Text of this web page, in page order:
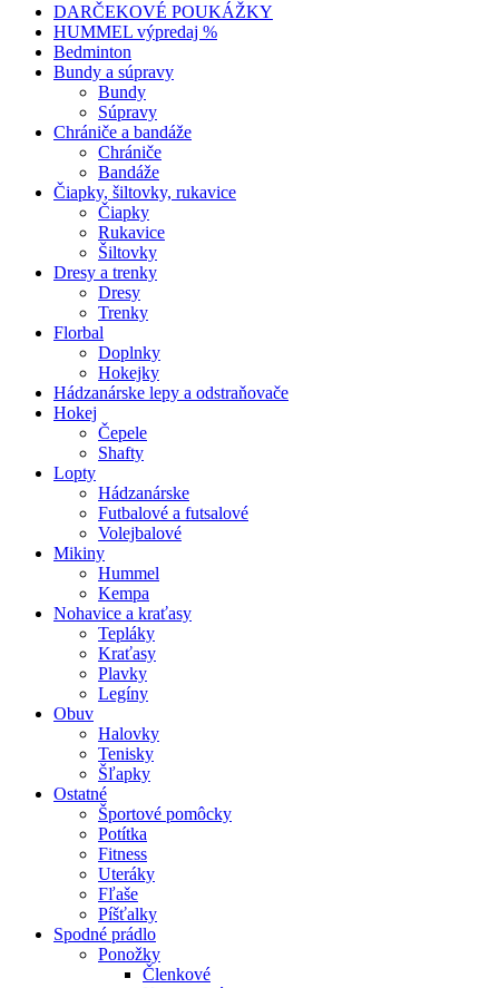
DARČEKOVÉ POUKÁŽKY
HUMMEL výpredaj %
Bedminton
Bundy a súpravy
Bundy
Súpravy
Chrániče a bandáže
Chrániče
Bandáže
Čiapky, šiltovky, rukavice
Čiapky
Rukavice
Šiltovky
Dresy a trenky
Dresy
Trenky
Florbal
Doplnky
Hokejky
Hádzanárske lepy a odstraňovače
Hokej
Čepele
Shafty
Lopty
Hádzanárske
Futbalové a futsalové
Volejbalové
Mikiny
Hummel
Kempa
Nohavice a kraťasy
Tepláky
Kraťasy
Plavky
Legíny
Obuv
Halovky
Tenisky
Šľapky
Ostatné
Športové pomôcky
Potítka
Fitness
Uteráky
Fľaše
Píšťalky
Spodné prádlo
Ponožky
Členkové